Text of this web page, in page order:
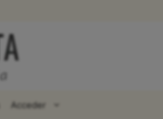
Acceder